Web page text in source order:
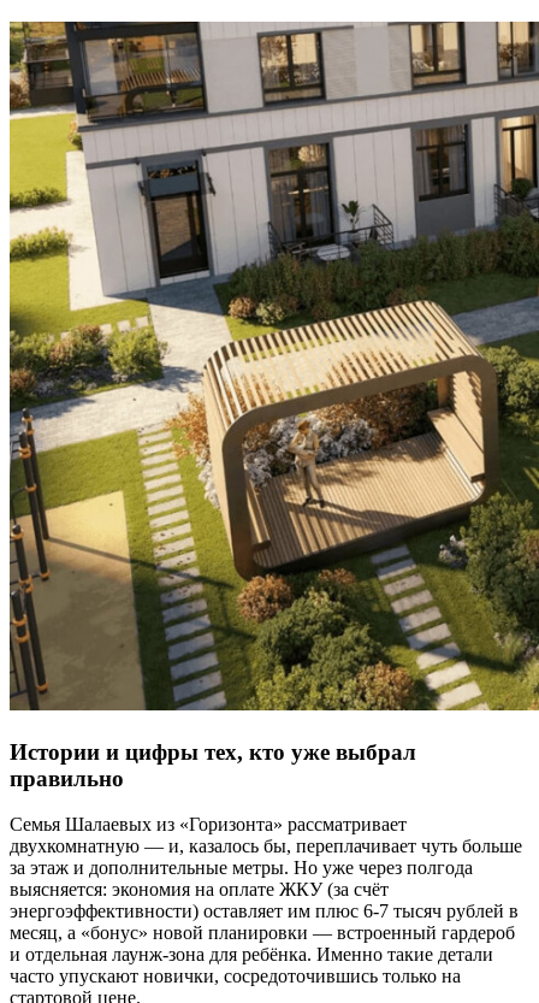
Истории и цифры тех, кто уже выбрал
правильно
Семья Шалаевых из «Горизонта» рассматривает
двухкомнатную — и, казалось бы, переплачивает чуть больше
за этаж и дополнительные метры. Но уже через полгода
выясняется: экономия на оплате ЖКУ (за счёт
энергоэффективности) оставляет им плюс 6-7 тысяч рублей в
месяц, а «бонус» новой планировки — встроенный гардероб
и отдельная лаунж-зона для ребёнка. Именно такие детали
часто упускают новички, сосредоточившись только на
стартовой цене.